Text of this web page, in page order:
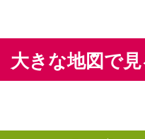
大きな地図で見